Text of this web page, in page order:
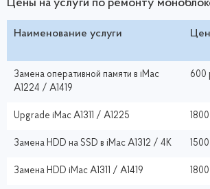
Цены на услуги по ремонту
Наименование услуги
Замена оперативной памяти в iMac
A1224 / A1419
600
Upgrade iMac A1311 / A1225
Замена HDD на SSD в iMac A1312 / 4K
Замена HDD iMac A1311 / A1419